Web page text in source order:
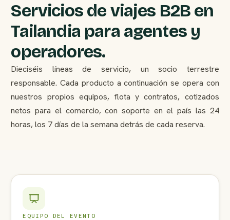
Servicios de viajes B2B en
Tailandia para agentes y
operadores.
Dieciséis líneas de servicio, un socio terrestre
responsable. Cada producto a continuación se opera con
nuestros propios equipos, flota y contratos, cotizados
netos para el comercio, con soporte en el país las 24
horas, los 7 días de la semana detrás de cada reserva.
EQUIPO DEL EVENTO